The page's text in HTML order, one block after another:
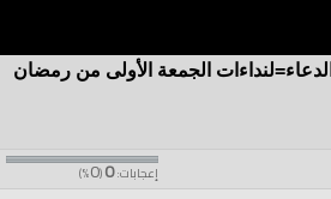
الجمعة الأولى من رمضان
إعجابات:0
(
0
%)